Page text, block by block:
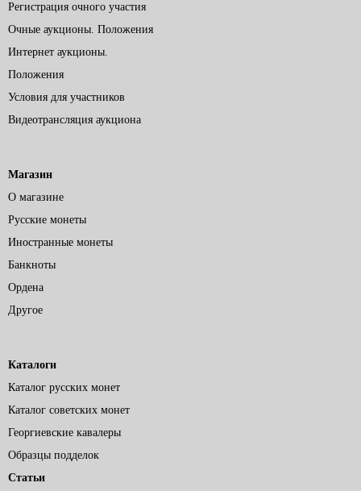
Регистрация очного участия
Очные аукционы. Положения
Интернет аукционы.
Положения
Условия для участников
Видеотрансляция аукциона
Магазин
О магазине
Русские монеты
Иностранные монеты
Банкноты
Ордена
Другое
Каталоги
Каталог русских монет
Каталог советских монет
Георгиевские кавалеры
Образцы подделок
Статьи